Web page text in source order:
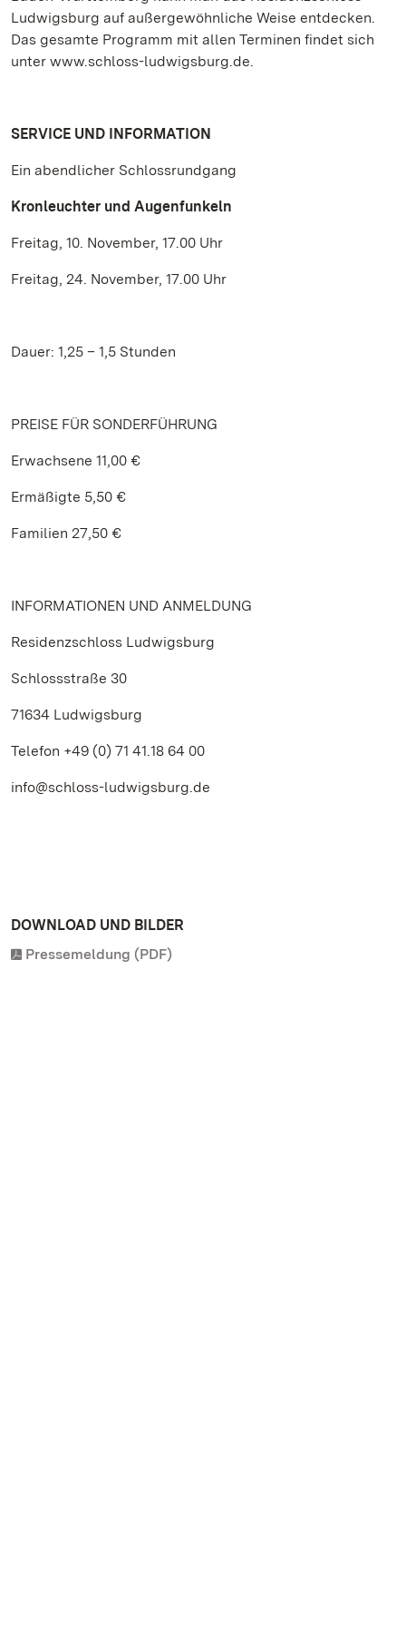
Ludwigsburg auf außergewöhnliche Weise entdecken.
Das gesamte Programm mit allen Terminen findet sich
unter www.schloss-ludwigsburg.de.
SERVICE UND INFORMATION
Ein abendlicher Schlossrundgang
Kronleuchter und Augenfunkeln
Freitag, 10. November, 17.00 Uhr
Freitag, 24. November, 17.00 Uhr
Dauer: 1,25 – 1,5 Stunden
PREISE FÜR SONDERFÜHRUNG
Erwachsene 11,00 €
Ermäßigte 5,50 €
Familien 27,50 €
INFORMATIONEN UND ANMELDUNG
Residenzschloss Ludwigsburg
Schlossstraße 30
71634 Ludwigsburg
Telefon +49 (0) 71 41.18 64 00
info@schloss-ludwigsburg.de
DOWNLOAD UND BILDER
Pressemeldung (PDF)